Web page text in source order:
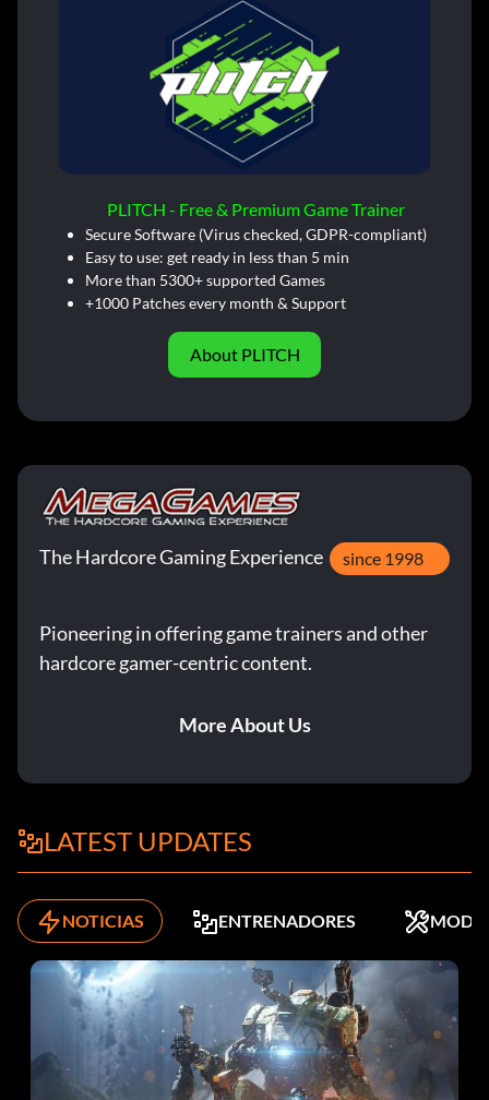
PLITCH - Free & Premium Game Trainer
Secure Software (Virus checked, GDPR-compliant)
Easy to use: get ready in less than 5 min
More than 5300+ supported Games
+1000 Patches every month & Support
About PLITCH
The Hardcore Gaming Experience since 1998
Pioneering in offering game trainers and other
hardcore gamer-centric content.
More About Us
LATEST UPDATES
NOTICIAS ENTRENADORES MODS